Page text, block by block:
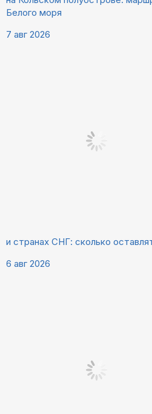
Белого моря
7 авг 2026
и странах СНГ: сколько
6 авг 2026